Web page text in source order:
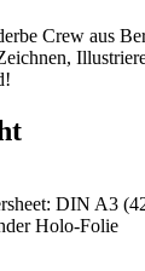
Crew aus
DIN A3
Holo-Folie